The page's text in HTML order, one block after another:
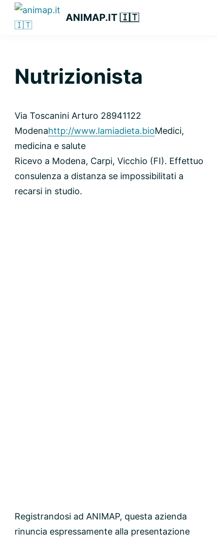
Passa
Passa
Passa
primaria
ANIMAP.IT 🇮🇹
Nutrizionista
Via Toscanini Arturo 28941122
Modenahttp://www.lamiadieta.bioMedici,
medicina e salute
Ricevo a Modena, Carpi, Vicchio (FI). Effettuo
consulenza a distanza se impossibilitati a
recarsi in studio.
Registrandosi ad ANIMAP, questa azienda
rinuncia espressamente alla presentazione